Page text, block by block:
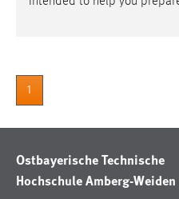
1
Ostbayerische Technische
Hochschule Amberg-Weiden
Name:
Zweck:
Für performante